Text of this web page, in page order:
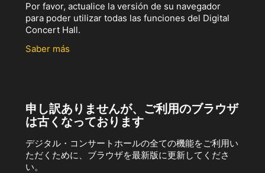
Por favor, actualice la versión de su navegador
para poder utilizar todas las funciones del Digital
Concert Hall.
Saber más
申し訳ありませんが、ご利用のブラウザ
は古くなっております
デジタル・コンサートホールの全ての機能をご利用い
ただくために、ブラウザを最新版に更新してくださ
い。